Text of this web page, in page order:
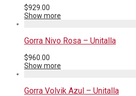
$929.00
Show more
Gorra Nivo Rosa – Unitalla
$960.00
Show more
Gorra Volvik Azul – Unitalla